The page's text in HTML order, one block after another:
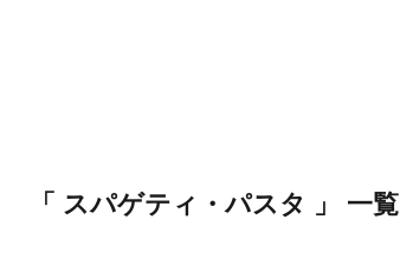
「 スパゲティ・パスタ 」 一覧